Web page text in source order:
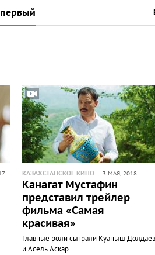
КАЗАХСТАНСКОЕ КИНО 3 МАЯ, 2018
Канагат Мустафин
представил трейлер
фильма «Самая
красивая»
Главные роли сыграли Куаныш Долдаев
и Асель Аскар